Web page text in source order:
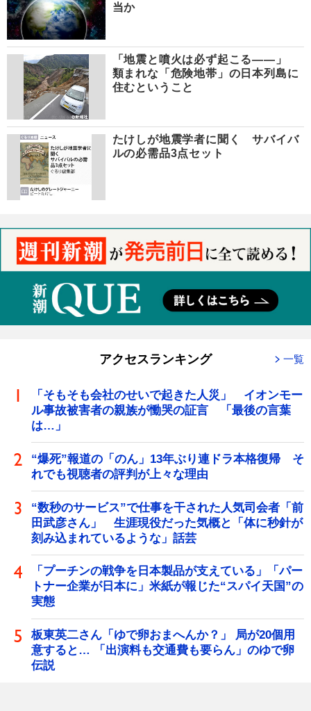
当か
「地震と噴火は必ず起こる――」
類まれな「危険地帯」の日本列島に
住むということ
たけしが地震学者に聞く サバイバ
ルの必需品3点セット
アクセスランキング 一覧
「そもそも会社のせいで起きた人災」 イオンモー
ル事故被害者の親族が慟哭の証言 「最後の言葉
は…」
“爆死”報道の「のん」13年ぶり連ドラ本格復帰 そ
れでも視聴者の評判が上々な理由
“数秒のサービス”で仕事を干された人気司会者「前
田武彦さん」 生涯現役だった気概と「体に秒針が
刻み込まれているような」話芸
「プーチンの戦争を日本製品が支えている」「パー
トナー企業が日本に」米紙が報じた“スパイ天国”の
実態
板東英二さん「ゆで卵おまへんか？」 局が20個用
意すると… 「出演料も交通費も要らん」のゆで卵
伝説